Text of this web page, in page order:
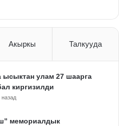
Акыркы Талкууда
ысыктан улам 27 шаарга
киргизилди
мемориалдык